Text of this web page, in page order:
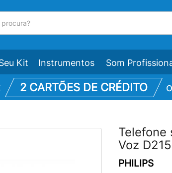
Kit Instrumentos Som
2 CARTÕES DE CRÉDITO
Telefone
Voz
PHILIPS